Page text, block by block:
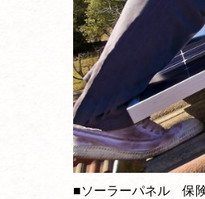
■ソーラーパネル 保